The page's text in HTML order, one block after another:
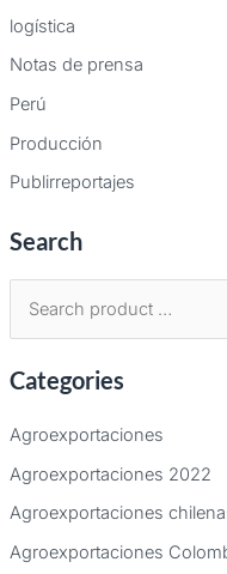
logística
Notas de prensa
Perú
Producción
Publirreportajes
Search
s
r
p
o
Categories
Agroexportaciones
Agroexportaciones 2022
Agroexportaciones
Agroexportaciones